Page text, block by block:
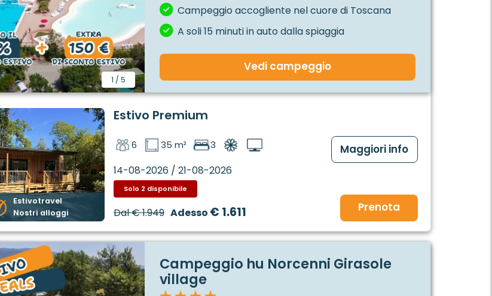
1 /5
Campeggio accogliente nel cuore di Toscana
A soli 15 minuti in auto dalla spiaggia
Vedi campeggio
Estivotravel
Nostri alloggi
Estivo Premium
6 35 m² 3
14-08-2026 / 21-08-2026
Solo 2 disponibile
Dal€ 1.949 Adesso € 1.611
Maggiori info
Prenota
Campeggio hu Norcenni Girasole
village